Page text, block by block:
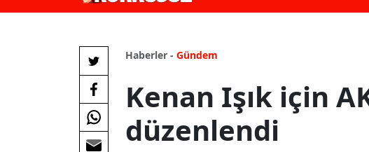
Haberler - Gündem
Kenan Işık için
düzenlendi